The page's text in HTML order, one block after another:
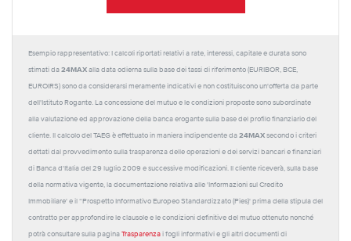
Esempio rappresentativo: I calcoli riportati relativi a rate, interessi, capitale e durata sono
stimati da 24MAX alla data odierna sulla base dei tassi di riferimento (EURIBOR, BCE,
EUROIRS) sono da considerarsi meramente indicativi e non costituiscono un'offerta da parte
dell'Istituto Rogante. La concessione del mutuo e le condizioni proposte sono subordinate
alla valutazione ed approvazione della banca erogante sulla base del profilo finanziario del
cliente. Il calcolo del TAEG è effettuato in maniera indipendente da 24MAX secondo i criteri
dettati dal provvedimento sulla trasparenza delle operazioni e dei servizi bancari e finanziari
di Banca d'Italia del 29 luglio 2009 e successive modificazioni. Il cliente riceverà, sulla base
della normativa vigente, la documentazione relativa alle 'Informazioni sul Credito
Immobiliare' e il “Prospetto Informativo Europeo Standardizzato (Pies)' prima della stipula del
contratto per approfondire le clausole e le condizioni definitive del mutuo ottenuto nonché
potrà consultare sulla pagina Trasparenza i fogli informativi e gli altri documenti di